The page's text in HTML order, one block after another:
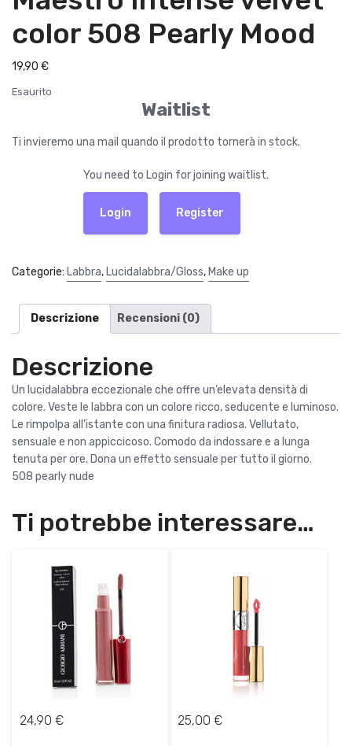
color 508 Pearly Mood
19,90 €
Esaurito
Waitlist
Ti invieremo una mail quando il prodotto tornerà in stock.
You need to Login for joining waitlist.
Login Register
Categorie: Labbra, Lucidalabbra/Gloss, Make up
Descrizione Recensioni (0)
Descrizione
Un lucidalabbra eccezionale che offre un’elevata densità di
colore. Veste le labbra con un colore ricco, seducente e luminoso.
Le rimpolpa all’istante con una finitura radiosa. Vellutato,
sensuale e non appiccicoso. Comodo da indossare e a lunga
tenuta per ore. Dona un effetto sensuale per tutto il giorno.
508 pearly nude
Ti potrebbe interessare…
24,90 € 25,00 €